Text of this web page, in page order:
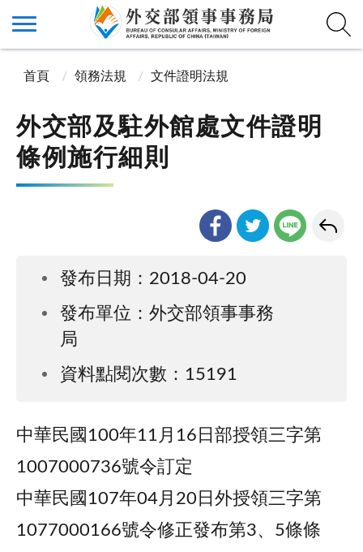
首頁 領務法規 文件證明法規
外交部及駐外館處文件證明
條例施行細則
發布日期：2018-04-20
發布單位：外交部領事事務
局
資料點閱次數：15191
中華民國100年11月16日部授領三字第
1007000736號令訂定
中華民國107年04月20日外授領三字第
1077000166號令修正發布第3、5條條